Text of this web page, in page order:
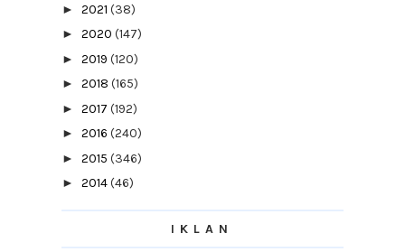
► 2021 (38)
► 2020 (147)
► 2019 (120)
► 2018 (165)
► 2017 (192)
► 2016 (240)
► 2015 (346)
► 2014(46)
▼2013(154)
(13)IKLAN